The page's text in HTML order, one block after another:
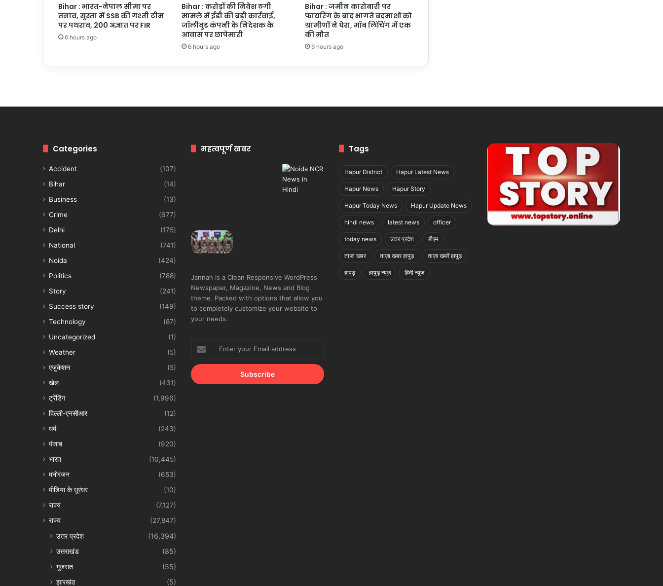
Bihar : भारत-नेपाल सीमा पर
तनाव, सुस्ता में SSB की गश्ती टीम
पर पथराव, 200 अज्ञात पर FIR
6 hours ago
Bihar : करोड़ों की निवेश ठगी
मामले में ईडी की बड़ी कार्रवाई,
जॉलीवुड कंपनी के निदेशक के
आवास पर छापेमारी
6 hours ago
Bihar : जमीन कारोबारी पर
फायरिंग के बाद भागते बदमाशों को
ग्रामीणों ने घेरा, मॉब लिंचिंग में एक
की मौत
6 hours ago
Categories
Accident
(107)
Bihar
(14)
Business
(13)
Crime
(677)
Delhi
(175)
National
(741)
Noida
(424)
Politics
(788)
Story
(241)
Success story
(149)
Technology
(87)
Uncategorized
(1)
Weather
(5)
एजुकेशन
(5)
खेल
(431)
ट्रेंडिंग
(1,996)
दिल्ली-एनसीआर
(12)
धर्म
(243)
पंजाब
(920)
भारत
(10,445)
मनोरंजन
(653)
मीडिया के धुरंधर
(10)
राज्य
(7,127)
राज्य
(27,847)
उत्तर प्रदेश
(16,394)
उत्तराखंड
(85)
गुजरात
(55)
झारखंड
(5)
महत्वपूर्ण खबर
Jannah is a Clean Responsive WordPress
Newspaper, Magazine, News and Blog
theme. Packed with options that allow you
to completely customize your website to
your needs.
your
Email
address
Tags
Hapur District Hapur Latest News
Hapur News Hapur Story
Hapur Today News Hapur Update News
hindi news latest news officer
today news उत्तर प्रदेश डीएम
ताजा खबर ताज़ा खबर हापुड़ ताज़ा खबरें हापुड़
हापुड़ हापुड़ न्यूज़ हिंदी न्यूज़